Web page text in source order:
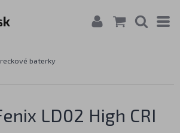
baterky
LD02 High CRI